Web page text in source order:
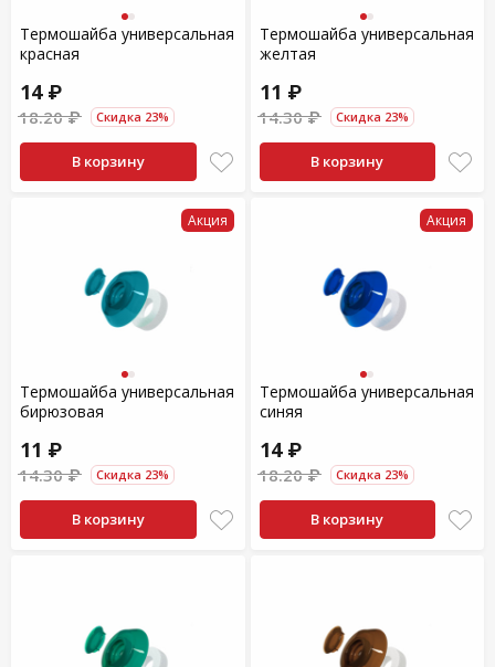
Термошайба универсальная
красная
14 ₽
18.20 ₽ Скидка 23%
В корзину
Термошайба универсальная
желтая
11 ₽
14.30 ₽ Скидка 23%
В корзину
Акция
Термошайба универсальная
бирюзовая
11 ₽
14.30 ₽ Скидка 23%
В корзину
Акция
Термошайба универсальная
синяя
14 ₽
18.20 ₽ Скидка 23%
В корзину